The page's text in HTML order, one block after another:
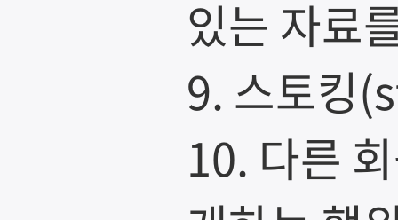
있는 자료
9. 스토킹
10. 다른